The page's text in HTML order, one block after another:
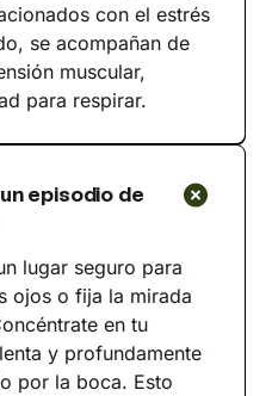
con el estrés
se acompañan de
muscular,
para respirar.
episodio de
lugar seguro para
ojos o fija la mirada
en tu
y profundamente
por la boca. Esto